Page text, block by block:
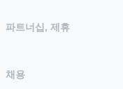
파트너십, 제휴
채용